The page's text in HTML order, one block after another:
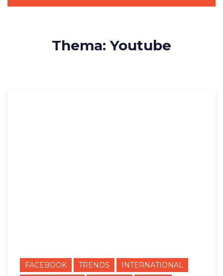
Thema: Youtube
FACEBOOK TRENDS
INTERNATIONAL